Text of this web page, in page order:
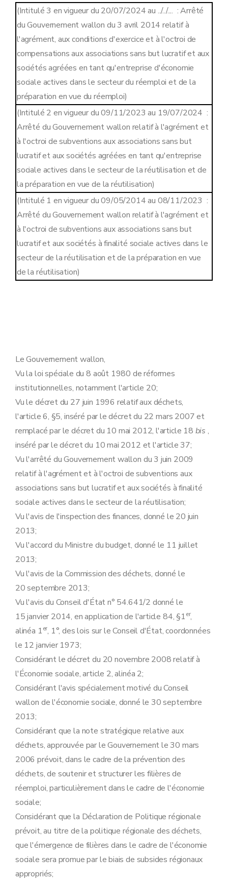
Art. 16
Art. 17
Art. 18
Annexe 1
Annexe 2
Annexe 3
Annexe 4
(Intitulé 3 en vigueur du 20/07/2024 au ../../.... : Arrêté
du Gouvernement wallon du 3 avril 2014 relatif à
l'agrément, aux conditions d'exercice et à l'octroi de
compensations aux associations sans but lucratif et aux
sociétés agréées en tant qu'entreprise d'économie
sociale actives dans le secteur du réemploi et de la
préparation en vue du réemploi)
(Intitulé 2 en vigueur du 09/11/2023 au 19/07/2024 :
Arrêté du Gouvernement wallon relatif à l'agrément et
à l'octroi de subventions aux associations sans but
lucratif et aux sociétés agréées en tant qu'entreprise
sociale actives dans le secteur de la réutilisation et de
la préparation en vue de la réutilisation)
(Intitulé 1 en vigueur du 09/05/2014 au 08/11/2023 :
Arrêté du Gouvernement wallon relatif à l'agrément et
à l'octroi de subventions aux associations sans but
lucratif et aux sociétés à finalité sociale actives dans le
secteur de la réutilisation et de la préparation en vue
de la réutilisation)
Le Gouvernement wallon,
Vu la loi spéciale du 8 août 1980 de réformes
institutionnelles, notamment l'article 20;
Vu le décret du 27 juin 1996 relatif aux déchets,
l'article 6, §5, inséré par le décret du 22 mars 2007 et
remplacé par le décret du 10 mai 2012, l'article 18 bis ,
inséré par le décret du 10 mai 2012 et l'article 37;
Vu l'arrêté du Gouvernement wallon du 3 juin 2009
relatif à l'agrément et à l'octroi de subventions aux
associations sans but lucratif et aux sociétés à finalité
sociale actives dans le secteur de la réutilisation;
Vu l'avis de l'inspection des finances, donné le 20 juin
2013;
Vu l'accord du Ministre du budget, donné le 11 juillet
2013;
Vu l'avis de la Commission des déchets, donné le
20 septembre 2013;
Vu l'avis du Conseil d'État n° 54.641/2 donné le
15 janvier 2014, en application de l'article 84, §1er,
alinéa 1er, 1°, des lois sur le Conseil d'État, coordonnées
le 12 janvier 1973;
Considérant le décret du 20 novembre 2008 relatif à
l'Économie sociale, article 2, alinéa 2;
Considérant l'avis spécialement motivé du Conseil
wallon de l'économie sociale, donné le 30 septembre
2013;
Considérant que la note stratégique relative aux
déchets, approuvée par le Gouvernement le 30 mars
2006 prévoit, dans le cadre de la prévention des
déchets, de soutenir et structurer les filières de
réemploi, particulièrement dans le cadre de l'économie
sociale;
Considérant que la Déclaration de Politique régionale
prévoit, au titre de la politique régionale des déchets,
que l'émergence de filières dans le cadre de l'économie
sociale sera promue par le biais de subsides régionaux
appropriés;